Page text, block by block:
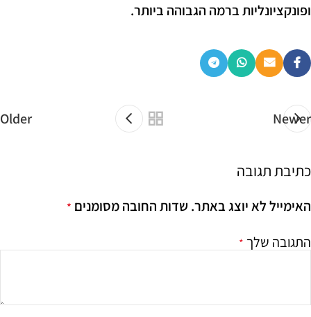
ופונקציונליות ברמה הגבוהה ביותר.
Newer
Older
כתיבת תגובה
האימייל לא יוצג באתר. שדות החובה מסומנים *
התגובה שלך *